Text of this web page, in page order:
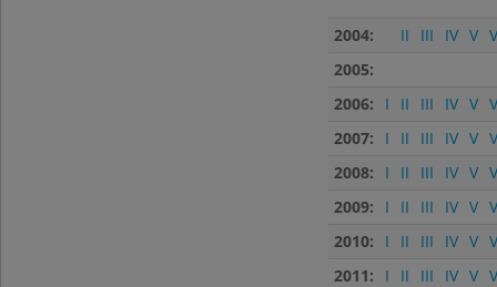
2004: II III IV V
2005:
2006:
I II III IV V
2007:
I II III IV V
2008:
I II III IV V
2009:
I II III IV V
2010:
I II III IV V
2011:
I II III IV V